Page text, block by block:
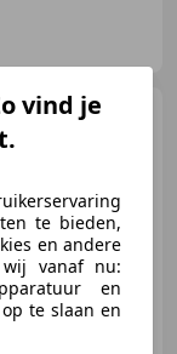
Polo1.0 TSi
2x R-Line | 17"
1
vind je
te bieden,
en andere
wij vanaf nu:
en
te slaan en